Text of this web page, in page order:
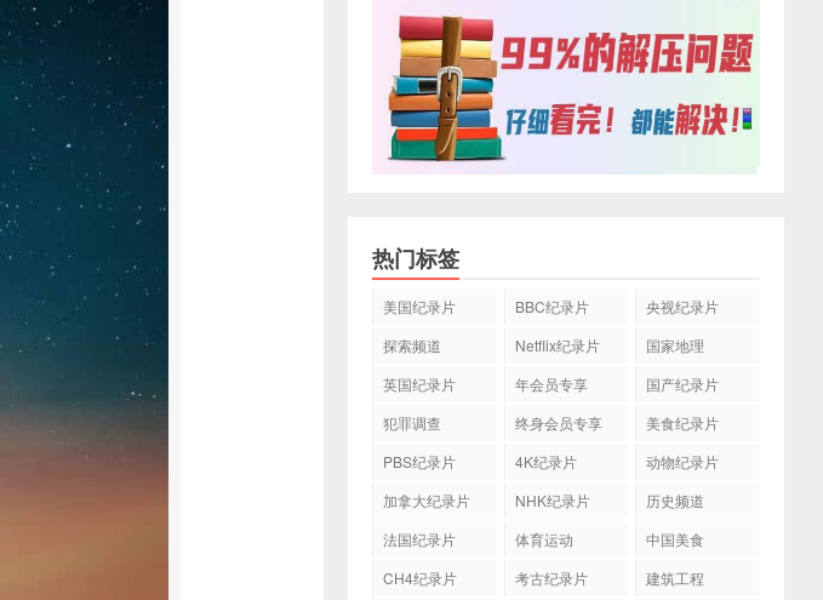
热门标签
美国纪录片 BBC纪录片
央视纪录片
探索频道
Netflix纪录片
国家地理
英国纪录片
年会员专享
国产纪录片
犯罪调查
终身会员专享
美食纪录片
PBS纪录片
4K纪录片
动物纪录片
加拿大纪录片
NHK纪录片
历史频道
法国纪录片
体育运动
中国美食
CH4纪录片
考古纪录片
建筑工程